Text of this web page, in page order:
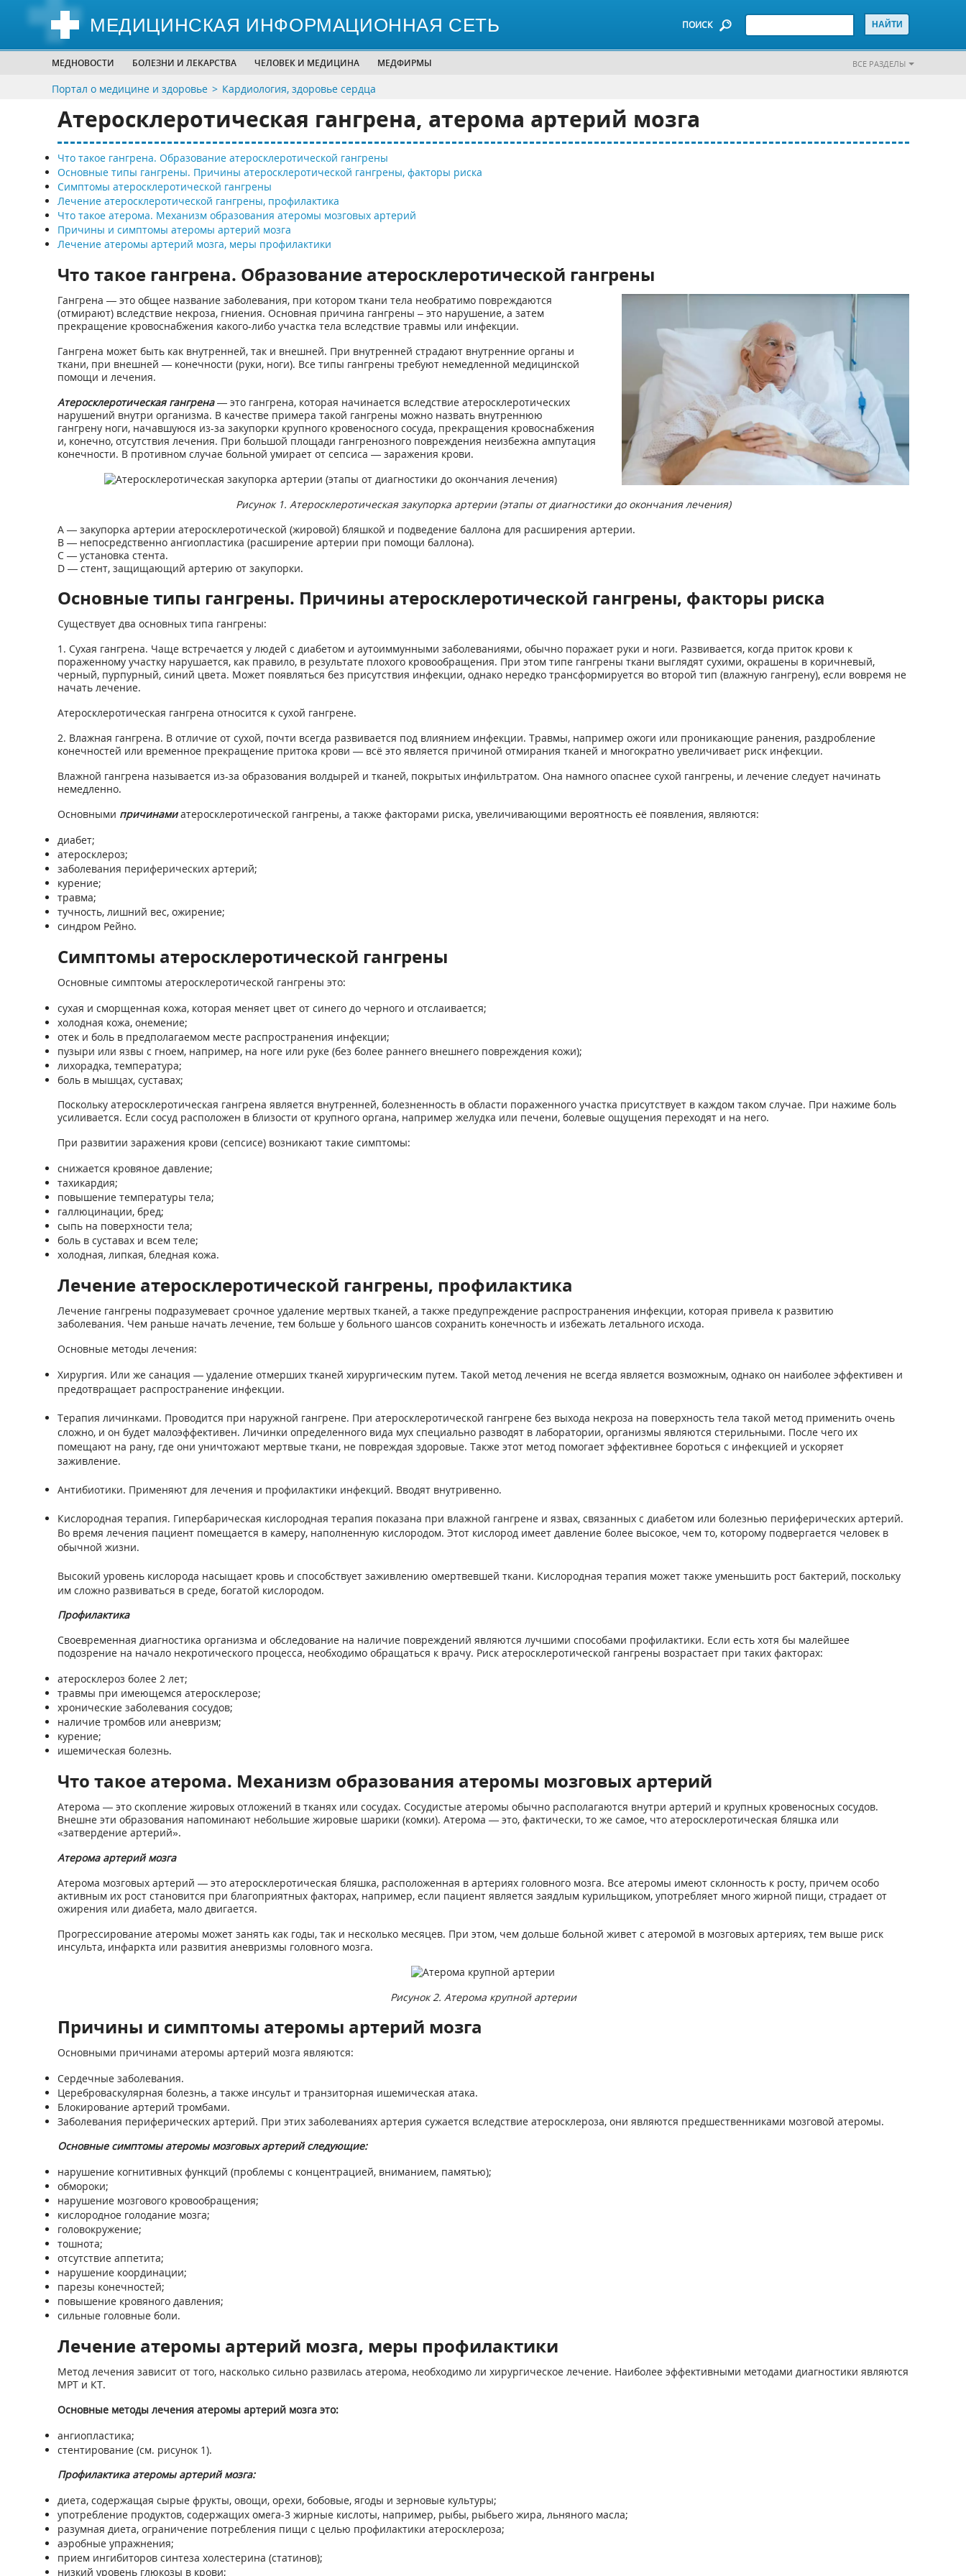
МЕДИЦИНСКАЯ ИНФОРМАЦИОННАЯ СЕТЬ ПОИСК
МЕДНОВОСТИ БОЛЕЗНИ И ЛЕКАРСТВА ЧЕЛОВЕК И МЕДИЦИНА МЕДФИРМЫ ВСЕ РАЗДЕЛЫ
Портал о медицине и здоровье Кардиология, здоровье сердца
Атеросклеротическая гангрена, атерома артерий мозга
Что такое гангрена. Образование атеросклеротической гангрены
Основные типы гангрены. Причины атеросклеротической гангрены, факторы риска
Симптомы атеросклеротической гангрены
Лечение атеросклеротической гангрены, профилактика
Что такое атерома. Механизм образования атеромы мозговых артерий
Причины и симптомы атеромы артерий мозга
Лечение атеромы артерий мозга, меры профилактики
Что такое гангрена. Образование атеросклеротической гангрены
Гангрена — это общее название заболевания, при котором ткани тела необратимо повреждаются
(отмирают) вследствие некроза, гниения. Основная причина гангрены – это нарушение, а затем
прекращение кровоснабжения какого-либо участка тела вследствие травмы или инфекции.
Гангрена может быть как внутренней, так и внешней. При внутренней страдают внутренние органы и
ткани, при внешней — конечности (руки, ноги). Все типы гангрены требуют немедленной медицинской
помощи и лечения.
Атеросклеротическая гангрена— это гангрена, которая начинается вследствие атеросклеротических
нарушений внутри организма. В качестве примера такой гангрены можно назвать внутреннюю
гангрену ноги, начавшуюся из-за закупорки крупного кровеносного сосуда, прекращения кровоснабжения
и, конечно, отсутствия лечения. При большой площади гангренозного повреждения неизбежна ампутация
конечности. В противном случае больной умирает от сепсиса — заражения крови.
Рисунок 1. Атеросклеротическая закупорка артерии (этапы от диагностики до окончания лечения)
A — закупорка артерии атеросклеротической (жировой) бляшкой и подведение баллона для расширения артерии.
B — непосредственно ангиопластика (расширение артерии при помощи баллона).
C — установка стента.
D — стент, защищающий артерию от закупорки.
Основные типы гангрены. Причины атеросклеротической гангрены, факторы риска
Существует два основных типа гангрены:
1. Сухая гангрена. Чаще встречается у людей с диабетом и аутоиммунными заболеваниями, обычно поражает руки и ноги. Развивается, когда приток крови к
пораженному участку нарушается, как правило, в результате плохого кровообращения. При этом типе гангрены ткани выглядят сухими, окрашены в коричневый,
черный, пурпурный, синий цвета. Может появляться без присутствия инфекции, однако нередко трансформируется во второй тип (влажную гангрену), если вовремя не
начать лечение.
Атеросклеротическая гангрена относится к сухой гангрене.
2. Влажная гангрена. В отличие от сухой, почти всегда развивается под влиянием инфекции. Травмы, например ожоги или проникающие ранения, раздробление
конечностей или временное прекращение притока крови — всё это является причиной отмирания тканей и многократно увеличивает риск инфекции.
Влажной гангрена называется из-за образования волдырей и тканей, покрытых инфильтратом. Она намного опаснее сухой гангрены, и лечение следует начинать
немедленно.
Основными причинамиатеросклеротической гангрены, а также факторами риска, увеличивающими вероятность её появления, являются:
диабет;
атеросклероз;
заболевания периферических артерий;
курение;
травма;
тучность, лишний вес, ожирение;
синдром Рейно.
Симптомы атеросклеротической гангрены
Основные симптомы атеросклеротической гангрены это:
сухая и сморщенная кожа, которая меняет цвет от синего до черного и отслаивается;
холодная кожа, онемение;
отек и боль в предполагаемом месте распространения инфекции;
пузыри или язвы с гноем, например, на ноге или руке (без более раннего внешнего повреждения кожи);
лихорадка, температура;
боль в мышцах, суставах;
Поскольку атеросклеротическая гангрена является внутренней, болезненность в области пораженного участка присутствует в каждом таком случае. При нажиме боль
усиливается. Если сосуд расположен в близости от крупного органа, например желудка или печени, болевые ощущения переходят и на него.
При развитии заражения крови (сепсисе) возникают такие симптомы:
снижается кровяное давление;
тахикардия;
повышение температуры тела;
галлюцинации, бред;
сыпь на поверхности тела;
боль в суставах и всем теле;
холодная, липкая, бледная кожа.
Лечение атеросклеротической гангрены, профилактика
Лечение гангрены подразумевает срочное удаление мертвых тканей, а также предупреждение распространения инфекции, которая привела к развитию
заболевания. Чем раньше начать лечение, тем больше у больного шансов сохранить конечность и избежать летального исхода.
Основные методы лечения:
Хирургия. Или же санация — удаление отмерших тканей хирургическим путем. Такой метод лечения не всегда является возможным, однако он наиболее эффективен и
предотвращает распространение инфекции.
Терапия личинками. Проводится при наружной гангрене. При атеросклеротической гангрене без выхода некроза на поверхность тела такой метод применить очень
сложно, и он будет малоэффективен. Личинки определенного вида мух специально разводят в лаборатории, организмы являются стерильными. После чего их
помещают на рану, где они уничтожают мертвые ткани, не повреждая здоровые. Также этот метод помогает эффективнее бороться с инфекцией и ускоряет
заживление.
Антибиотики. Применяют для лечения и профилактики инфекций. Вводят внутривенно.
Кислородная терапия. Гипербарическая кислородная терапия показана при влажной гангрене и язвах, связанных с диабетом или болезнью периферических артерий.
Во время лечения пациент помещается в камеру, наполненную кислородом. Этот кислород имеет давление более высокое, чем то, которому подвергается человек в
обычной жизни.
Высокий уровень кислорода насыщает кровь и способствует заживлению омертвевшей ткани. Кислородная терапия может также уменьшить рост бактерий, поскольку
им сложно развиваться в среде, богатой кислородом.
Профилактика
Своевременная диагностика организма и обследование на наличие повреждений являются лучшими способами профилактики. Если есть хотя бы малейшее
подозрение на начало некротического процесса, необходимо обращаться к врачу. Риск атеросклеротической гангрены возрастает при таких факторах:
атеросклероз более 2 лет;
травмы при имеющемся атеросклерозе;
хронические заболевания сосудов;
наличие тромбов или аневризм;
курение;
ишемическая болезнь.
Что такое атерома. Механизм образования атеромы мозговых артерий
Атерома — это скопление жировых отложений в тканях или сосудах. Сосудистые атеромы обычно располагаются внутри артерий и крупных кровеносных сосудов.
Внешне эти образования напоминают небольшие жировые шарики (комки). Атерома — это, фактически, то же самое, что атеросклеротическая бляшка или
«затвердение артерий».
Атерома артерий мозга
Атерома мозговых артерий — это атеросклеротическая бляшка, расположенная в артериях головного мозга. Все атеромы имеют склонность к росту, причем особо
активным их рост становится при благоприятных факторах, например, если пациент является заядлым курильщиком, употребляет много жирной пищи, страдает от
ожирения или диабета, мало двигается.
Прогрессирование атеромы может занять как годы, так и несколько месяцев. При этом, чем дольше больной живет с атеромой в мозговых артериях, тем выше риск
инсульта, инфаркта или развития аневризмы головного мозга.
Рисунок 2. Атерома крупной артерии
Причины и симптомы атеромы артерий мозга
Основными причинами атеромы артерий мозга являются:
Сердечные заболевания.
Цереброваскулярная болезнь, а также инсульт и транзиторная ишемическая атака.
Блокирование артерий тромбами.
Заболевания периферических артерий. При этих заболеваниях артерия сужается вследствие атеросклероза, они являются предшественниками мозговой атеромы.
Основные симптомы атеромы мозговых артерий следующие:
нарушение когнитивных функций (проблемы с концентрацией, вниманием, памятью);
обмороки;
нарушение мозгового кровообращения;
кислородное голодание мозга;
головокружение;
тошнота;
отсутствие аппетита;
нарушение координации;
парезы конечностей;
повышение кровяного давления;
сильные головные боли.
Лечение атеромы артерий мозга, меры профилактики
Метод лечения зависит от того, насколько сильно развилась атерома, необходимо ли хирургическое лечение. Наиболее эффективными методами диагностики являются
МРТ и КТ.
Основные методы лечения атеромы артерий мозга это:
ангиопластика;
стентирование (см. рисунок 1).
Профилактика атеромы артерий мозга:
диета, содержащая сырые фрукты, овощи, орехи, бобовые, ягоды и зерновые культуры;
употребление продуктов, содержащих омега-3 жирные кислоты, например, рыбы, рыбьего жира, льняного масла;
разумная диета, ограничение потребления пищи с целью профилактики атеросклероза;
аэробные упражнения;
прием ингибиторов синтеза холестерина (статинов);
низкий уровень глюкозы в крови;